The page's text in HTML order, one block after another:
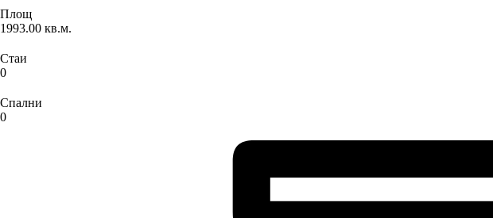
Площ
1993.00 кв.м.
Стаи
0
Спални
0